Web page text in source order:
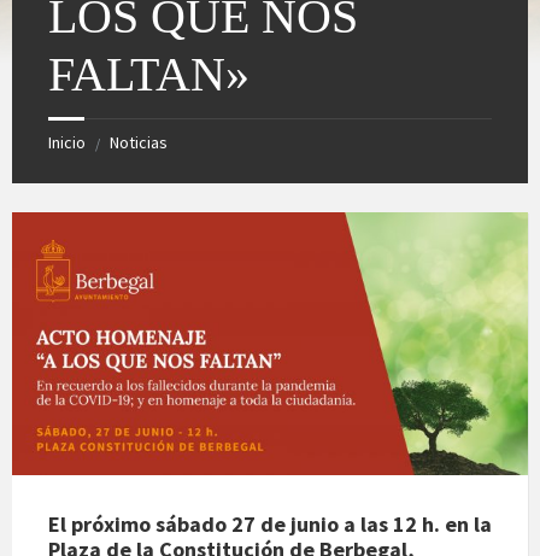
LOS QUE NOS
FALTAN»
Inicio / Noticias
El próximo sábado 27 de junio a las 12 h. en la
Plaza de la Constitución de Berbegal,